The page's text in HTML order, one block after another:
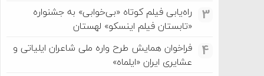
3
راه‌یابی فیلم کوتاه «بی‌خوابی» به جشنواره
«تابستان فیلم اینسکو» لهستان
4
فراخوان همایش طرح واره ملی شاعران ایلیاتی و
عشایری ایران «ایلماه»